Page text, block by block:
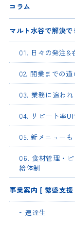
コラム
マルト水谷で解決で
01. 日々の発注&
02. 開業までの道
03. 業務に追わ
04. リピート率
05. 新メニュー
06. 食材管理・
給体制
事業案内 [ 繁盛支援
速達生